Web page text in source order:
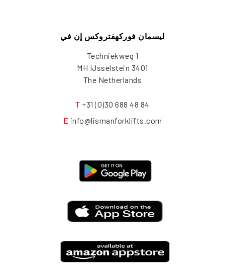
ليسمان فوركهفتروكس إن في
Techniekweg 1
3401 MH IJsselstein
The Netherlands
T +31 (0)30 688 48 84
E info@lismanforklifts.com